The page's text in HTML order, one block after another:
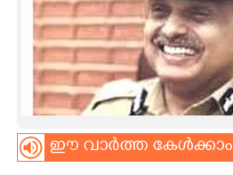
ART
ASTRO
CARTOONS
ഈ വാർത്ത കേൾക്കാം